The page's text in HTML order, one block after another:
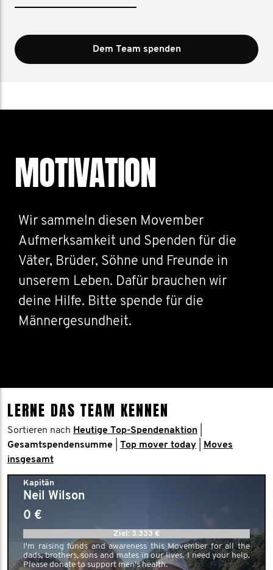
Dem Team spenden
MOTIVATION
Wir sammeln diesen Movember
Aufmerksamkeit und Spenden für die
Väter, Brüder, Söhne und Freunde in
unserem Leben. Dafür brauchen wir
deine Hilfe. Bitte spende für die
Männergesundheit.
LERNE DAS TEAM KENNEN
Sortieren nach Heutige Top-Spendenaktion
Gesamtspendensumme
Top mover today
Moves
insgesamt
Kapitän
Neil Wilson
0 €
Ziel: 3.333 €
I'm raising funds and awareness this Movember for all the
dads, brothers, sons and mates in our lives. I need your help.
Please donate to support men's health.